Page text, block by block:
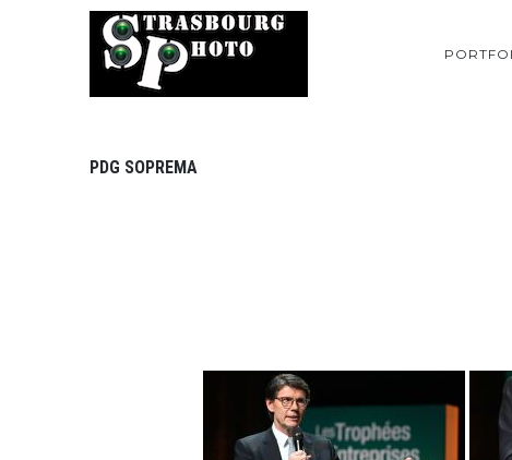
PDG SOPREMA